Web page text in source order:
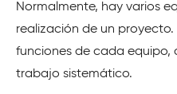
Normalmente, hay varios
realización de un proyecto.
funciones de cada equipo,
trabajo sistemático.